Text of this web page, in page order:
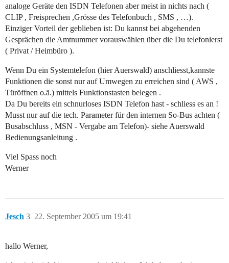
analoge Geräte den ISDN Telefonen aber meist in nichts nach (
CLIP , Freisprechen ,Grösse des Telefonbuch , SMS , …).
Einziger Vorteil der geblieben ist: Du kannst bei abgehenden
Gesprächen die Amtnummer vorauswählen über die Du telefonierst
( Privat / Heimbüro ).
Wenn Du ein Systemtelefon (hier Auerswald) anschliesst,kannste
Funktionen die sonst nur auf Umwegen zu erreichen sind ( AWS ,
Türöffnen o.ä.) mittels Funktionstasten belegen .
Da Du bereits ein schnurloses ISDN Telefon hast - schliess es an !
Musst nur auf die tech. Parameter für den internen So-Bus achten (
Busabschluss , MSN - Vergabe am Telefon)- siehe Auerswald
Bedienungsanleitung .
Viel Spass noch
Werner
Jesch 22. September 2005 um 19:41
3
hallo Werner,